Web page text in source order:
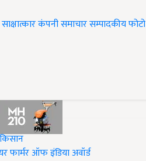
साक्षात्कारकंपनी समाचारसम्पादकीयफोटो
Jagran
फार्मर ऑफ इंडिया अवॉर्ड